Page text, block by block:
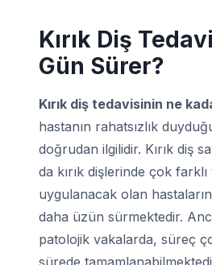
Kırık Diş
Gün Sürer?
Kırık diş tedavisinin ne
hastanın rahatsızlık
doğrudan ilgilidir. Kırık diş
da kırık dişlerinde çok
uygulanacak olan
daha üzün sürmektedir.
patolojik vakalarda, süreç